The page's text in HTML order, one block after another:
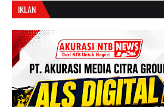
IKLAN